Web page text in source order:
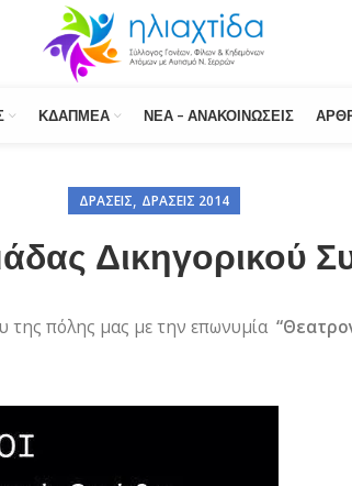
ΚΔΑΠΜΕΑ ΝΈΑ – ΑΝΑΚΟΙΝΏΣΕΙΣ
ΔΡΆΣΕΙΣ, ΔΡΆΣΕΙΣ 2014
Δικηγορικού
της πόλης μας με την επωνυμία